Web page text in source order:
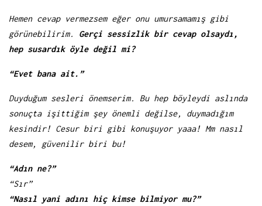
Hemen cevap vermezsem eğer onu umursamamış gibi
görünebilirim. Gerçi sessizlik bir cevap olsaydı,
hep susardık öyle değil mi?
“Evet bana ait.”
Duyduğum sesleri önemserim. Bu hep böyleydi aslında
sonuçta işittiğim şey önemli değilse, duymadığım
kesindir! Cesur biri gibi konuşuyor yaaa! Mm nasıl
desem, güvenilir biri bu!
“Adın ne?”
“Sır”
“Nasıl yani adını hiç kimse bilmiyor mu?”